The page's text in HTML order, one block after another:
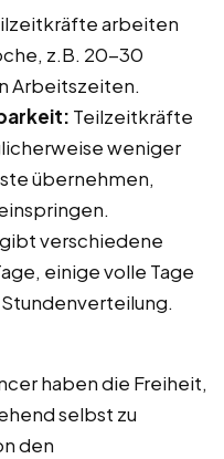
arbeiten
z.B. 20-30
Arbeitszeiten.
Teilzeitkräfte
weniger
übernehmen,
gibt verschiedene
einige volle Tage
haben die Freiheit,
selbst zu
den